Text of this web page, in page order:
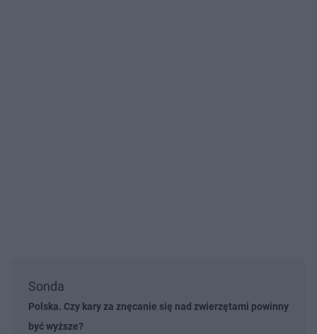
Sonda
Polska. Czy kary za znęcanie się nad zwierzętami powinny
być wyższe?